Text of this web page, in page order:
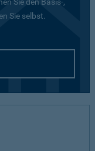
Sie selbst.